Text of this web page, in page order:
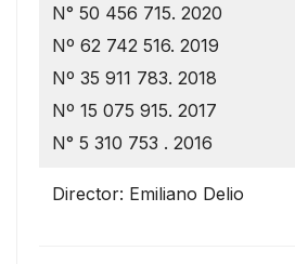
N° 50 456 715. 2020
Nº 62 742 516. 2019
Nº 35 911 783. 2018
Nº 15 075 915. 2017
N° 5 310 753 . 2016
Director: Emiliano Delio